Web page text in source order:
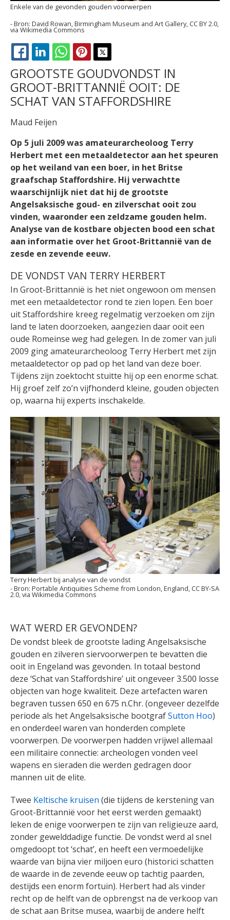
Enkele van de gevonden gouden voorwerpen
David Rowan, Birmingham Museum and Art Gallery, CC BY 2.0,
via Wikimedia Commons
FACEBOOK
LINKEDINWHATSAPPPINTEREST
GROOTSTE GOUDVONDST IN
GROOT-BRITTANNIË OOIT: DE
SCHAT VAN STAFFORDSHIRE
Maud Feijen
Op 5 juli 2009 was amateurarcheoloog Terry
Herbert met een metaaldetector aan het speuren
op het weiland van een boer, in het Britse
graafschap Staffordshire. Hij verwachtte
waarschijnlijk niet dat hij de grootste
Angelsaksische goud- en zilverschat ooit zou
vinden, waaronder een zeldzame gouden helm.
Analyse van de kostbare objecten bood een schat
aan informatie over het Groot-Brittannië van de
zesde en zevende eeuw.
DE VONDST VAN TERRY HERBERT
In Groot-Brittannië is het niet ongewoon om mensen
met een metaaldetector rond te zien lopen. Een boer
uit Staffordshire kreeg regelmatig verzoeken om zijn
land te laten doorzoeken, aangezien daar ooit een
oude Romeinse weg had gelegen. In de zomer van juli
2009 ging amateurarcheoloog Terry Herbert met zijn
metaaldetector op pad op het land van deze boer.
Tijdens zijn zoektocht stuitte hij op een enorme schat.
Hij groef zelf zo’n vijfhonderd kleine, gouden objecten
op, waarna hij experts inschakelde.
Terry Herbert bij analyse van de vondst
Portable Antiquities Scheme from London, England, CC BY-SA
2.0, via Wikimedia Commons
WAT WERD ER GEVONDEN?
De vondst bleek de grootste lading Angelsaksische
gouden en zilveren siervoorwerpen te bevatten die
ooit in Engeland was gevonden. In totaal bestond
deze ‘Schat van Staffordshire’ uit ongeveer 3.500 losse
objecten van hoge kwaliteit. Deze artefacten waren
begraven tussen 650 en 675 n.Chr. (ongeveer dezelfde
periode als het Angelsaksische bootgrafSutton Hoo)
en onderdeel waren van honderden complete
voorwerpen. De voorwerpen hadden vrijwel allemaal
een militaire connectie: archeologen vonden veel
wapens en sieraden die werden gedragen door
mannen uit de elite.
Twee Keltische kruisen (die tijdens de kerstening van
Groot-Brittannië voor het eerst werden gemaakt)
leken de enige voorwerpen te zijn van religieuze aard,
zonder gewelddadige functie. De vondst werd al snel
omgedoopt tot ‘schat’, en heeft een vermoedelijke
waarde van bijna vier miljoen euro (historici schatten
de waarde in de zevende eeuw op tachtig paarden,
destijds een enorm fortuin). Herbert had als vinder
recht op de helft van de opbrengst na de verkoop van
de schat aan Britse musea, waarbij de andere helft